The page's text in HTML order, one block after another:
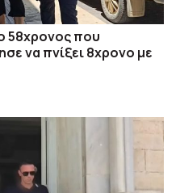
58χρονος που
να πνίξει 8χρονο με